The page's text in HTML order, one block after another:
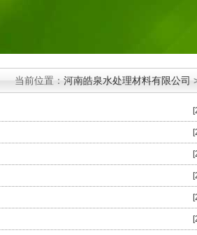
当前位置： 河南皓泉水处理材料有限公司